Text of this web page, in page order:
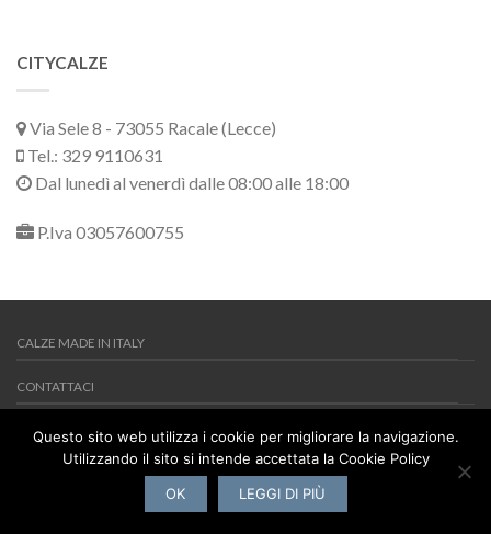
CITYCALZE
Via Sele 8 - 73055 Racale (Lecce)
Tel.: 329 9110631
Dal lunedì al venerdì dalle 08:00 alle 18:00
P.Iva 03057600755
CALZE MADE IN ITALY
CONTATTACI
MY WISHLIST
Copyright 2026 ©CitycalzeVia Sele 8 - 73055 Racale (Lecce) -
Tel.: 329 9110631 - P.Iva 03057600755
Questo sito web utilizza i cookie per migliorare la navigazione.
Utilizzando il sito si intende accettata la Cookie Policy
OK LEGGI DI PIÙ